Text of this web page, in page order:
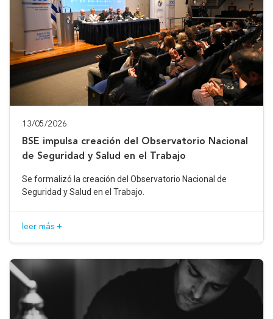
13/05/2026
BSE impulsa creación del Observatorio Nacional
de Seguridad y Salud en el Trabajo
Se formalizó la creación del Observatorio Nacional de
Seguridad y Salud en el Trabajo.
leer más +